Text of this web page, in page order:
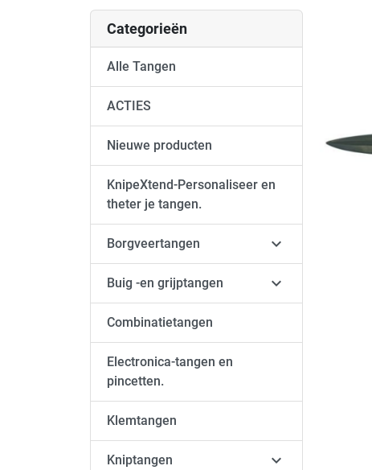
Categorieën
Alle Tangen
ACTIES
Nieuwe producten
KnipeXtend-Personaliseer en
theter je tangen.
Borgveertangen 
Buig -en grijptangen 
Combinatietangen
Electronica-tangen en
pincetten.
Klemtangen
Kniptangen 